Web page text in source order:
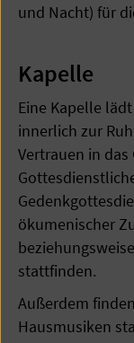
und Nacht) für
Kapelle
Eine Kapelle
innerlich zur
Vertrauen in das
ökumenischer
stattfinden.
Außerdem
Hausmusiken